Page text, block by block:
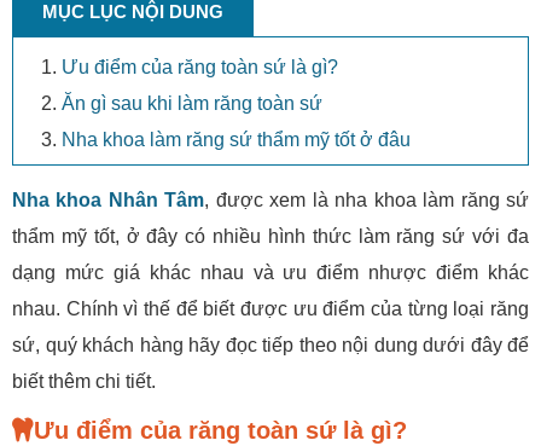
MỤC LỤC NỘI DUNG
Ưu điểm của răng toàn sứ là gì?
Ăn gì sau khi làm răng toàn sứ
Nha khoa làm răng sứ thẩm mỹ tốt ở đâu
Nha khoa Nhân Tâm, được xem là nha khoa làm răng sứ
thẩm mỹ tốt, ở đây có nhiều hình thức làm răng sứ với đa
dạng mức giá khác nhau và ưu điểm nhược điểm khác
nhau. Chính vì thế để biết được ưu điểm của từng loại răng
sứ, quý khách hàng hãy đọc tiếp theo nội dung dưới đây để
biết thêm chi tiết.
Ưu điểm của răng toàn sứ là gì?